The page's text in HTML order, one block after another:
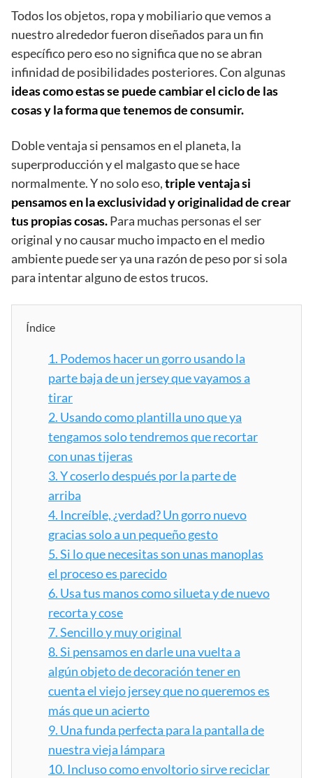
Todos los objetos, ropa y mobiliario que vemos a
nuestro alrededor fueron diseñados para un fin
específico pero eso no significa que no se abran
infinidad de posibilidades posteriores. Con algunas
ideas como estas se puede cambiar el ciclo de las
cosas y la forma que tenemos de consumir.
Doble ventaja si pensamos en el planeta, la
superproducción y el malgasto que se hace
normalmente. Y no solo eso,triple ventaja si
pensamos en la exclusividad y originalidad de crear
tus propias cosas.Para muchas personas el ser
original y no causar mucho impacto en el medio
ambiente puede ser ya una razón de peso por si sola
para intentar alguno de estos trucos.
Índice
1. Podemos hacer un gorro usando la
parte baja de un jersey que vayamos a
tirar
2. Usando como plantilla uno que ya
tengamos solo tendremos que recortar
con unas tijeras
3.Y coserlo después por la parte de
arriba
4. Increíble, ¿verdad? Un gorro nuevo
gracias solo a un pequeño gesto
5.Si lo que necesitas son unas manoplas
el proceso es parecido
6. Usa tus manos como silueta y de nuevo
recorta y cose
7.Sencillo y muy original
8.Si pensamos en darle una vuelta a
algún objeto de decoración tener en
cuenta el viejo jersey que no queremos es
más que un acierto
9. Una funda perfecta para la pantalla de
nuestra vieja lámpara
10. Incluso como envoltorio sirve reciclar